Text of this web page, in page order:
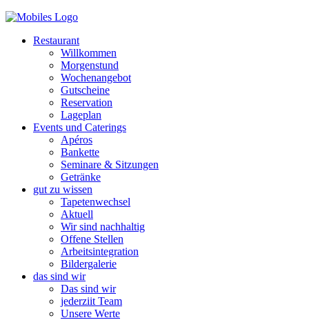
Restaurant
Willkommen
Morgenstund
Wochenangebot
Gutscheine
Reservation
Lageplan
Events und Caterings
Apéros
Bankette
Seminare & Sitzungen
Getränke
gut zu wissen
Tapetenwechsel
Aktuell
Wir sind nachhaltig
Offene Stellen
Arbeitsintegration
Bildergalerie
das sind wir
Das sind wir
jederziit Team
Unsere Werte